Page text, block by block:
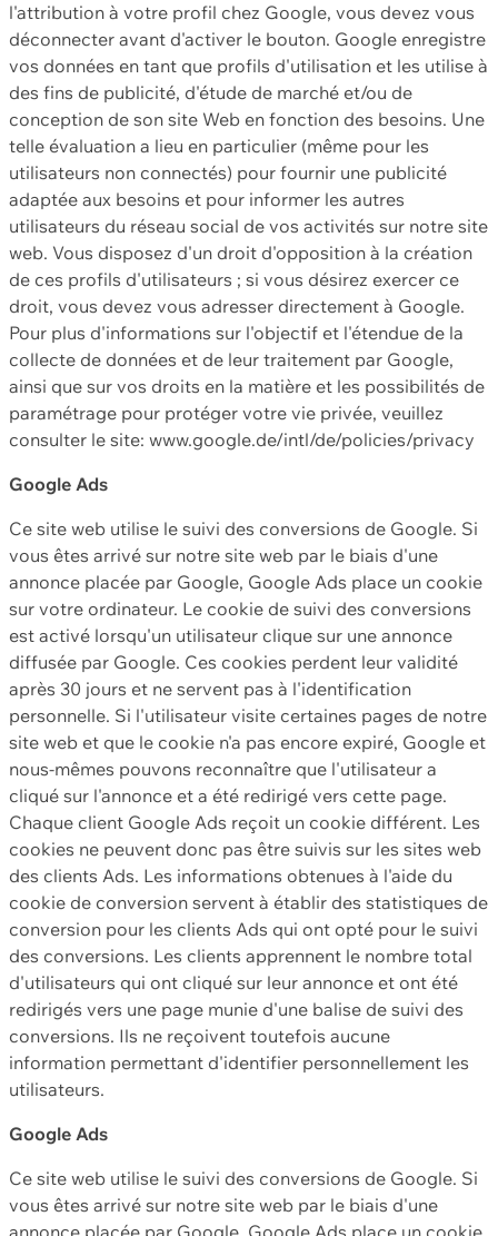
l'attribution à votre profil chez Google, vous devez vous
déconnecter avant d'activer le bouton. Google enregistre
vos données en tant que profils d'utilisation et les utilise à
des fins de publicité, d'étude de marché et/ou de
conception de son site Web en fonction des besoins. Une
telle évaluation a lieu en particulier (même pour les
utilisateurs non connectés) pour fournir une publicité
adaptée aux besoins et pour informer les autres
utilisateurs du réseau social de vos activités sur notre site
web. Vous disposez d'un droit d'opposition à la création
de ces profils d'utilisateurs ; si vous désirez exercer ce
droit, vous devez vous adresser directement à Google.
Pour plus d'informations sur l'objectif et l'étendue de la
collecte de données et de leur traitement par Google,
ainsi que sur vos droits en la matière et les possibilités de
paramétrage pour protéger votre vie privée, veuillez
consulter le site: www.google.de/intl/de/policies/privacy
Google Ads
Ce site web utilise le suivi des conversions de Google. Si
vous êtes arrivé sur notre site web par le biais d'une
annonce placée par Google, Google Ads place un cookie
sur votre ordinateur. Le cookie de suivi des conversions
est activé lorsqu'un utilisateur clique sur une annonce
diffusée par Google. Ces cookies perdent leur validité
après 30 jours et ne servent pas à l'identification
personnelle. Si l'utilisateur visite certaines pages de notre
site web et que le cookie n'a pas encore expiré, Google et
nous-mêmes pouvons reconnaître que l'utilisateur a
cliqué sur l'annonce et a été redirigé vers cette page.
Chaque client Google Ads reçoit un cookie différent. Les
cookies ne peuvent donc pas être suivis sur les sites web
des clients Ads. Les informations obtenues à l'aide du
cookie de conversion servent à établir des statistiques de
conversion pour les clients Ads qui ont opté pour le suivi
des conversions. Les clients apprennent le nombre total
d'utilisateurs qui ont cliqué sur leur annonce et ont été
redirigés vers une page munie d'une balise de suivi des
conversions. Ils ne reçoivent toutefois aucune
information permettant d'identifier personnellement les
utilisateurs.
Google Ads
Ce site web utilise le suivi des conversions de Google. Si
vous êtes arrivé sur notre site web par le biais d'une